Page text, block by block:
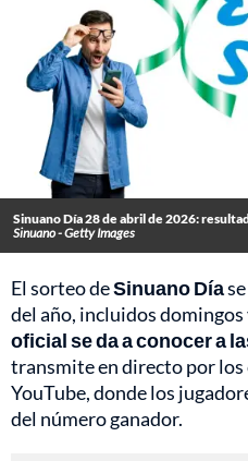
Sinuano Día 28 de abril de 2026:
Sinuano - Getty Images
El sorteo deSinuano Día
del año, incluidos
oficial se da a conocer a
transmite en directo por los
YouTube, donde los
del número ganador.